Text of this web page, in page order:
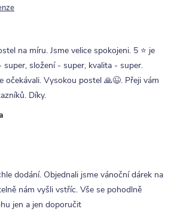
na míru. Jsme velice spokojeni. 5 ⭐ je
super, složení - super, kvalita - super.
očekávali. Vysokou postel 🙏😉. Přeji vám
Díky.
dodání. Objednali jsme vánoční dárek na
nám vyšli vstříc. Vše se pohodlně
jen a jen doporučit